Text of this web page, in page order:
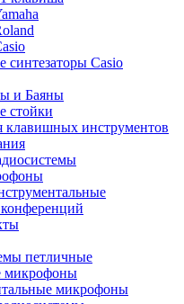
Casio
и Баяны
стойки
клавишных инструментов
петличные
микрофоны
микрофоны